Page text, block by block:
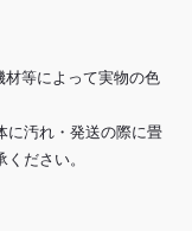
等によって実物の色
に汚れ・発送の際に畳
ださい。